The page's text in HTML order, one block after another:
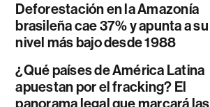
Deforestación en la Amazonía
brasileña cae 37% y apunta a su
nivel más bajo desde 1988
¿Qué países de América Latina
apuestan por el fracking? El